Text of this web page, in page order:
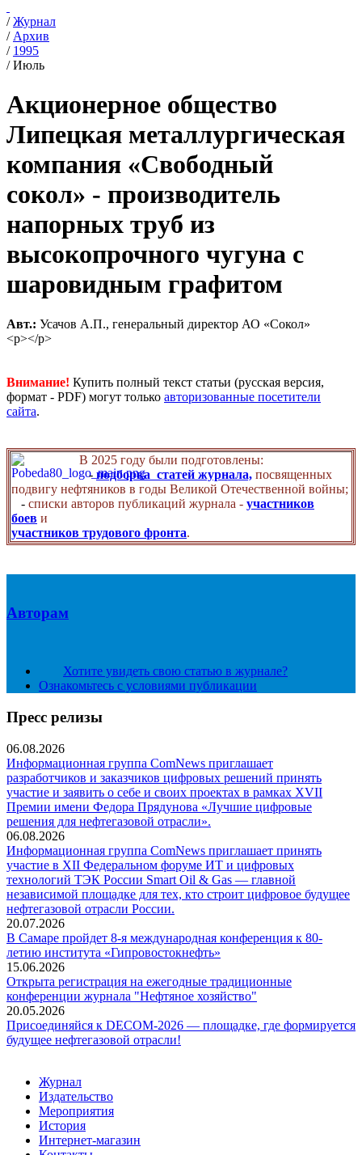
/Журнал
/ Архив
/ 1995
/Июль
Акционерное общество
Липецкая металлургическая
компания «Свободный
сокол» - производитель
напорных труб из
высокопрочного чугуна с
шаровидным графитом
Авт.: Усачов А.П., генеральный директор АО «Сокол»
<p></p>
Внимание! Купить полный текст статьи (русская версия,
формат - PDF) могут только авторизованные посетители
сайта.
В 2025 году были подготовлены:
- подборка статей журнала, посвященных
подвигу нефтяников в годы Великой Отечественной войны;
- списки авторов публикаций журнала - участников
боев и
участников трудового фронта.
Авторам
Хотите увидеть свою статью в журнале?
Ознакомьтесь с условиями публикации
Пресс релизы
06.08.2026
Информационная группа ComNews приглашает
разработчиков и заказчиков цифровых решений принять
участие и заявить о себе и своих проектах в рамках XVII
Премии имени Федора Прядунова «Лучшие цифровые
решения для нефтегазовой отрасли».
06.08.2026
Информационная группа ComNews приглашает принять
участие в XII Федеральном форуме ИТ и цифровых
технологий ТЭК России Smart Oil & Gas — главной
независимой площадке для тех, кто строит цифровое будущее
нефтегазовой отрасли России.
20.07.2026
В Самаре пройдет 8-я международная конференция к 80-
летию института «Гипровостокнефть»
15.06.2026
Открыта регистрация на ежегодные традиционные
конференции журнала "Нефтяное хозяйство"
20.05.2026
Присоединяйся к DECOM-2026 — площадке, где формируется
будущее нефтегазовой отрасли!
Журнал
Издательство
Мероприятия
История
Интернет-магазин